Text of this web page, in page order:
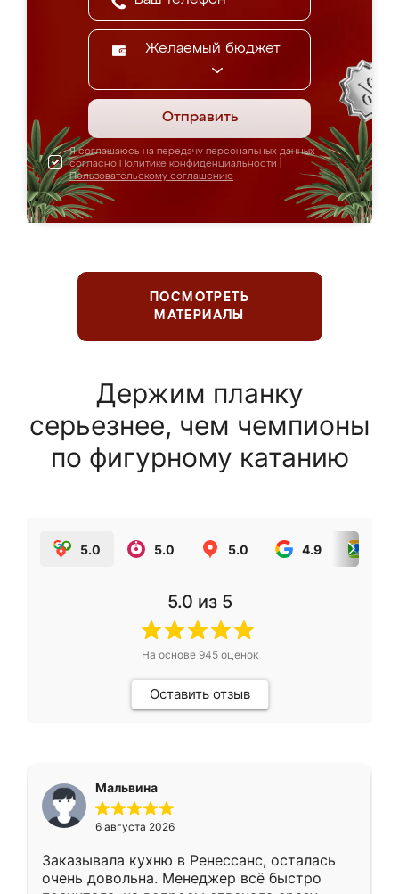
Желаемый бюджет
Отправить
Я соглашаюсь на передачу персональных данных
согласно Политике конфиденциальности
Пользовательскому соглашению
ПОСМОТРЕТЬ
МАТЕРИАЛЫ
Держим планку
серьезнее, чем чемпионы
по фигурному катанию
5.0 5.0 5.0 4.9
5.0 из 5
На основе 945оценок
Оставить отзыв
Мальвина
6 августа 2026
Заказывала кухню в Ренессанс, осталась
очень довольна. Менеджер всё быстро